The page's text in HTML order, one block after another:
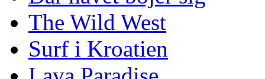
The Wild West
Surf i Kroatien